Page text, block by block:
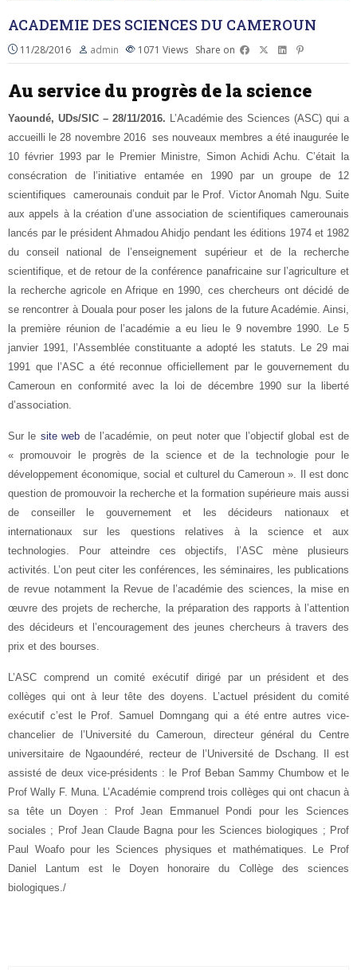
ACADEMIE DES SCIENCES DU CAMEROUN
11/28/2016 admin 1071 Views Share on
Au service du progrès de la science
Yaoundé, UDs/SIC – 28/11/2016.
L’Académie des Sciences (ASC) qui a
accueilli le 28 novembre 2016 ses nouveaux membres a été inaugurée le
10 février 1993 par le Premier Ministre, Simon Achidi Achu. C’était la
consécration de l’initiative entamée en 1990 par un groupe de 12
scientifiques camerounais conduit par le Prof. Victor Anomah Ngu. Suite
aux appels à la création d’une association de scientifiques camerounais
lancés par le président Ahmadou Ahidjo pendant les éditions 1974 et 1982
du conseil national de l’enseignement supérieur et de la recherche
scientifique, et de retour de la conférence panafricaine sur l’agriculture et
la recherche agricole en Afrique en 1990, ces chercheurs ont décidé de
se rencontrer à Douala pour poser les jalons de la future Académie. Ainsi,
la première réunion de l’académie a eu lieu le 9 novembre 1990. Le 5
janvier 1991, l’Assemblée constituante a adopté les statuts. Le 29 mai
1991 que l’ASC a été reconnue officiellement par le gouvernement du
Cameroun en conformité avec la loi de décembre 1990 sur la liberté
d’association.
Sur le site web de l’académie, on peut noter que l’objectif global est de
« promouvoir le progrès de la science et de la technologie pour le
développement économique, social et culturel du Cameroun ». Il est donc
question de promouvoir la recherche et la formation supérieure mais aussi
de conseiller le gouvernement et les décideurs nationaux et
internationaux sur les questions relatives à la science et aux
technologies. Pour atteindre ces objectifs, l’ASC mène plusieurs
activités. L’on peut citer les conférences, les séminaires, les publications
de revue notamment la Revue de l’académie des sciences, la mise en
œuvre des projets de recherche, la préparation des rapports à l’attention
des décideurs et l’encouragement des jeunes chercheurs à travers des
prix et des bourses.
L’ASC comprend un comité exécutif dirigé par un président et des
collèges qui ont à leur tête des doyens. L’actuel président du comité
exécutif c’est le Prof. Samuel Domngang qui a été entre autres vice-
chancelier de l’Université du Cameroun, directeur général du Centre
universitaire de Ngaoundéré, recteur de l’Université de Dschang. Il est
assisté de deux vice-présidents : le Prof Beban Sammy Chumbow et le
Prof Wally F. Muna. L’Académie comprend trois collèges qui ont chacun à
sa tête un Doyen : Prof Jean Emmanuel Pondi pour les Sciences
sociales ; Prof Jean Claude Bagna pour les Sciences biologiques ; Prof
Paul Woafo pour les Sciences physiques et mathématiques. Le Prof
Daniel Lantum est le Doyen honoraire du Collège des sciences
biologiques./